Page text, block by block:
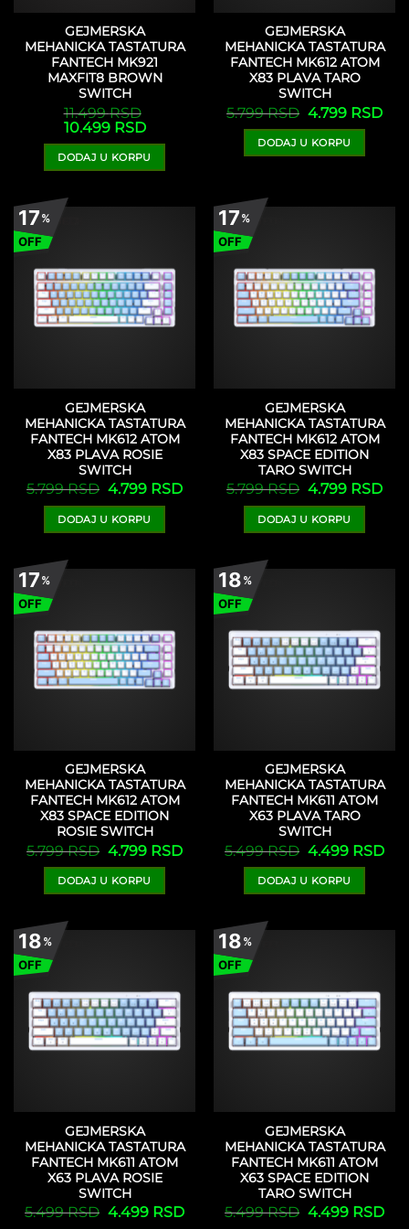
GEJMERSKA
MEHANICKA TASTATURA
FANTECH MK921
MAXFIT8 BROWN
SWITCH
11.499RSD
Originalna
cena
je
bila:
11.499 RSD.
10.499 RSDTrenutna
cena
je:
10.499 RSD.
DODAJ U KORPU
GEJMERSKA
MEHANICKA TASTATURA
FANTECH MK612 ATOM
X83 PLAVA TARO
SWITCH
5.799RSD
Originalna
cena
je
bila:
5.799 RSD.
4.799 RSD
DODAJ U KORPU
17%
OFF
GEJMERSKA
MEHANICKA TASTATURA
FANTECH MK612 ATOM
X83 PLAVA ROSIE
SWITCH
5.799RSD
Originalna
cena
je
bila:
5.799 RSD.
4.799 RSDTrenutna
cena
DODAJ U KORPU
17%
OFF
GEJMERSKA
MEHANICKA TASTATURA
FANTECH MK612 ATOM
X83 SPACE EDITION
TARO SWITCH
5.799RSD
Originalna
cena
je
bila:
5.799 RSD.
4.799 RSD
DODAJ U KORPU
17%
OFF
GEJMERSKA
MEHANICKA TASTATURA
FANTECH MK612 ATOM
X83 SPACE EDITION
ROSIE SWITCH
5.799RSD
Originalna
cena
je
bila:
5.799 RSD.
4.799 RSDTrenutna
cena
DODAJ U KORPU
18%
OFF
GEJMERSKA
MEHANICKA TASTATURA
FANTECH MK611 ATOM
X63 PLAVA TARO
SWITCH
5.499RSD
Originalna
cena
je
bila:
5.499 RSD.
4.499 RSD
DODAJ U KORPU
18%
OFF
GEJMERSKA
MEHANICKA TASTATURA
FANTECH MK611 ATOM
X63 PLAVA ROSIE
SWITCH
5.499RSD
Originalna
cena
4.499 RSDTrenutna
cena
18%
OFF
GEJMERSKA
MEHANICKA TASTATURA
FANTECH MK611 ATOM
X63 SPACE EDITION
TARO SWITCH
5.499RSD
Originalna
cena
4.499 RSD